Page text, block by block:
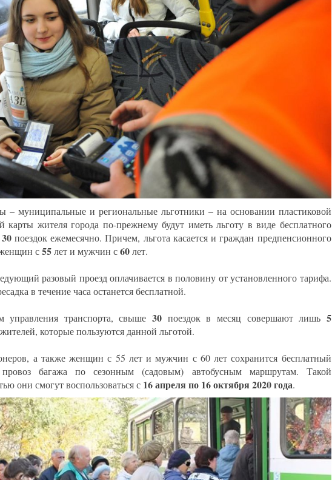
– муниципальные и региональные льготники – на основании пластиковой
карты жителя города по-прежнему будут иметь льготу в виде бесплатного
30поездок ежемесячно. Причем, льгота касается и граждан предпенсионного
с55лет и мужчин с60лет.
разовый проезд оплачивается в половину от установленного тарифа.
в течение часа останется бесплатной.
транспорта, свыше 30 поездок в месяц совершают лишь 5
которые пользуются данной льготой.
а также женщин с 55 лет и мужчин с 60 лет сохранится бесплатный
багажа по сезонным (садовым) автобусным маршрутам. Такой
они смогут воспользоваться с 16 апреля по 16 октября 2020 года.